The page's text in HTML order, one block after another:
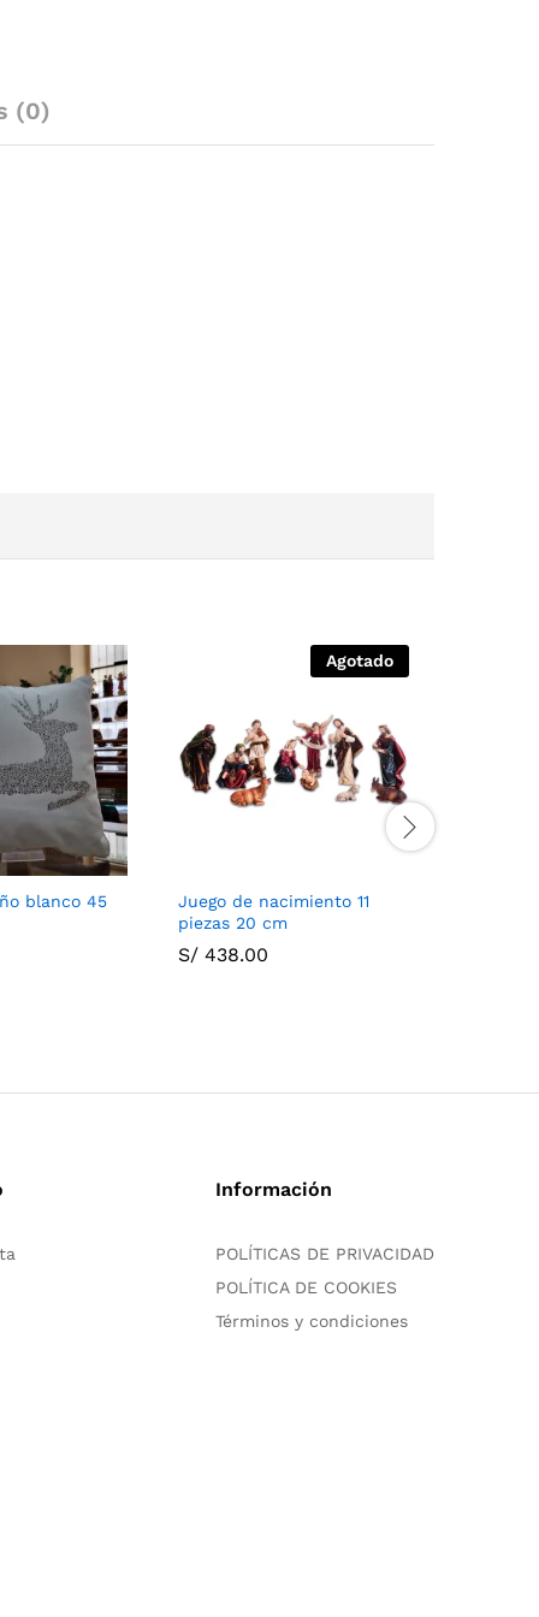
(0)
blanco 45
Agotado
Juego de nacimiento 11
piezas 20 cm
S/ 438.00
Información
POLÍTICAS DE PRIVACIDAD
POLÍTICA DE COOKIES
Términos y condiciones